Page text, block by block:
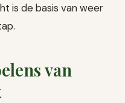
is de basis van weer
van